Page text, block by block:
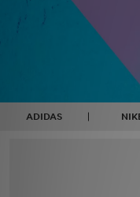
ADIDAS